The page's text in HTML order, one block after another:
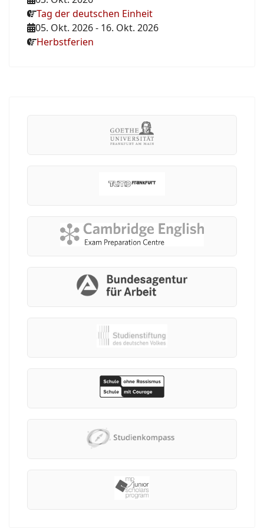
Tag der deutschen Einheit
05. Okt. 2026- 16. Okt. 2026
Herbstferien